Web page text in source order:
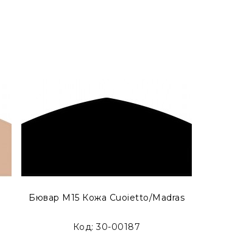
Бювар М15 Кожа Cuoietto/Madras
Код: 30-00187